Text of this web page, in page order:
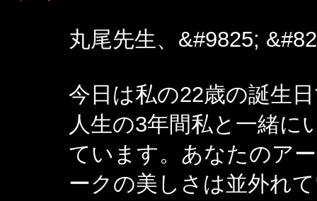
丸尾先生、&#9825;
今日は私の22歳の誕生
人生の3年間私と一緒に
ています。あなたのア
ークの美しさは並外れ